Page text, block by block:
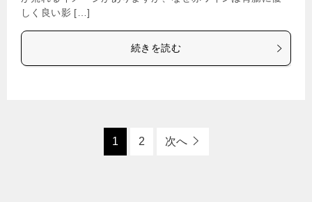
しく良い影 […]
続きを読む
1 2 次へ